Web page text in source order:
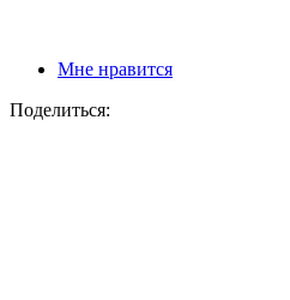
Мне нравится
Поделиться: